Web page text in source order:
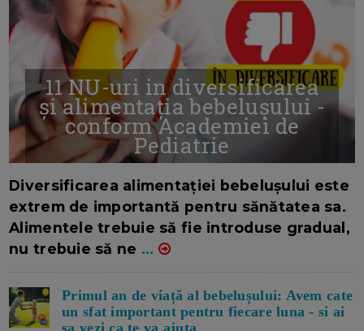
11 NU-uri in diversificarea
și alimentația bebelușului -
conform Academiei de
Pediatrie
Diversificarea alimentației bebelușului este
extrem de importantă pentru sănătatea sa.
Alimentele trebuie să fie introduse gradual,
nu trebuie să ne ...
Primul an de viață al bebelușului: Avem cate
un sfat important pentru fiecare luna - si ai